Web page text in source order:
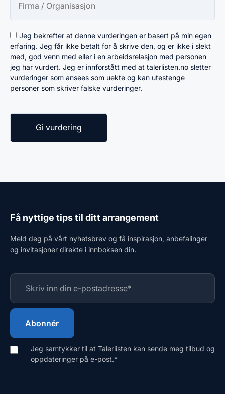
Jeg bekrefter at denne vurderingen er basert på min egen
erfaring. Jeg får ikke betalt for å skrive den, og er ikke i slekt
med, god venn med eller i en arbeidsrelasjon med personen
jeg har vurdert. Jeg er innforstått med at talerlisten.no sletter
vurderinger som ansees som uekte og kan utestenge
personer som skriver falske vurderinger.
Få nyttige tips til ditt arrangement
Meld deg på vårt nyhetsbrev og få inspirasjon, anbefalinger
og invitasjoner direkte i innboksen din.
Jeg samtykker til at Talerlisten kan sende meg tilbud og
oppdateringer på e-post.*